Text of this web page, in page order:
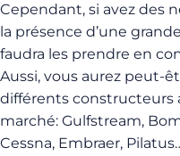
Cependant, si avez des
la présence d’une
faudra les prendre en
Aussi, vous aurez peut-
différents constructeurs
marché: Gulfstream,
Cessna, Embraer,